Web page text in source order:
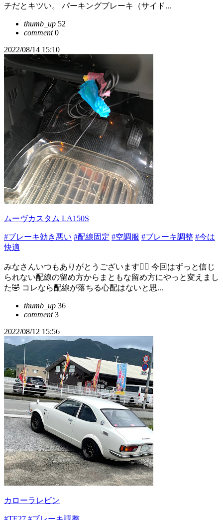
チだとキツい。 パーキングブレーキ（サイド...
thumb_up 52
comment0
2022/08/14 15:10
ムーヴカスタム LA150S
#ブレーキ効き悪い #配線固定 #空調服 #ブレーキ調整 #今は
快適
みなさんいつもありがとうございます🙇‍♂️ 今回はずっと信じ
られない配線の留め方からまともな留め方にやっと変えまし
た🤣 コレなら配線が落ちる心配はないと思...
thumb_up 36
comment3
2022/08/12 15:56
カローラレビン